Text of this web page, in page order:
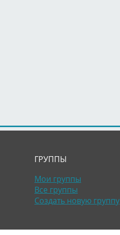
ГРУППЫ
Мои группы
Все группы
Создать новую группу